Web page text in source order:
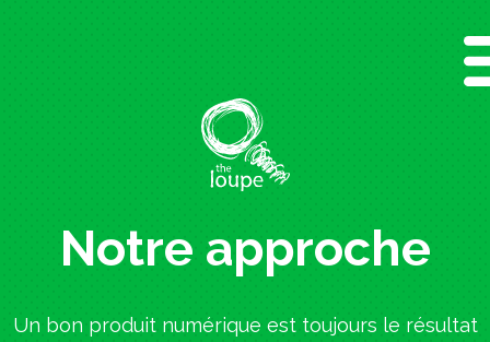
Notre approche
Un bon produit numérique est toujours le résultat